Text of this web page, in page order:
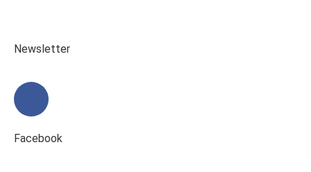
Newsletter
Facebook